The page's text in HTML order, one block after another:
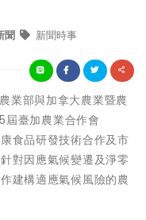
聞 新聞時事
業部與加拿大農業暨農
屆臺加農業合作會
食品研發技術合作及市
對因應氣候變遷及淨零
建構適應氣候風險的農